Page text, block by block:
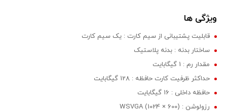
ویژگی ها
قابلیت پشتیبانی از سیم کارت : یک سیم کارت
ساختار بدنه : بدنه پلاستیک
مقدار رم : 1 گیگابایت
حداکثر ظرفیت کارت حافظه : 128 گیگابایت
حافظه داخلی : 16 گیگابایت
رزولوشن : WSVGA (1024 × 600)